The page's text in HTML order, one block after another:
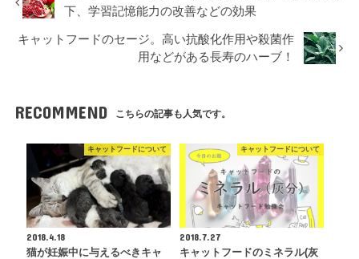
下、学習記憶能力の改善などの効果
キャットフードのセージ。高い抗酸化作用や殺菌作
用などがある長寿のハーブ！
RECOMMEND こちらの記事も人気です。
キャットフードについて
2018.4.18
猫が妊娠中に与えるべきキャ
キャットフードについて
2018.7.27
キャットフードのミネラル(灰